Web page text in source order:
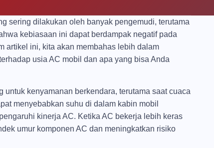
sering dilakukan oleh banyak pengemudi, terutama
kebiasaan ini dapat berdampak negatif pada
artikel ini, kita akan membahas lebih dalam
usia AC mobil dan apa yang bisa Anda
kenyamanan berkendara, terutama saat cuaca
menyebabkan suhu di dalam kabin mobil
kinerja AC. Ketika AC bekerja lebih keras
umur komponen AC dan meningkatkan risiko